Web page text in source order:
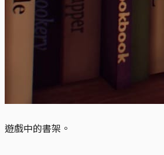
遊戲中的書架。